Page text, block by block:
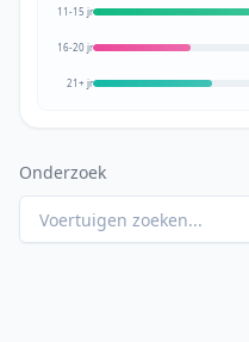
11-15 jr
16-20 jr
21+ jr
Onderzoek